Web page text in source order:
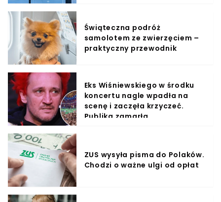
Świąteczna podróż
samolotem ze zwierzęciem –
praktyczny przewodnik
Eks Wiśniewskiego w środku
koncertu nagle wpadła na
scenę i zaczęła krzyczeć.
Publika zamarła
ZUS wysyła pisma do Polaków.
Chodzi o ważne ulgi od opłat